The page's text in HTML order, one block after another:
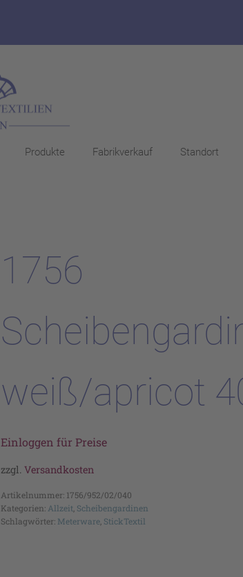
Produkte Fabrikverkauf Standort
1756
weiß/apricot
Einloggen für Preise
zzgl. Versandkosten
Artikelnummer: 1756/952/02/040
Kategorien: Allzeit, Scheibengardinen
Schlagwörter: Meterware, StickTextil